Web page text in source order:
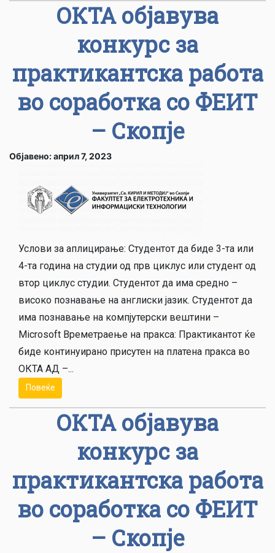
ОКТА објавува
конкурс за
практикантска работа
во соработка со ФЕИТ
– Скопје
Објавено: април 7, 2023
Услови за аплицирање: Студентот да биде 3-та или
4-та година на студии од прв циклус или студент од
втор циклус студии. Студентот да има средно –
високо познавање на англиски јазик. Студентот да
има познавање на компјутерски вештини –
Microsoft Времетраење на пракса: Практикантот ќе
биде континуирано присутен на платена пракса во
ОКТА АД –...
Повеќе
ОКТА објавува
конкурс за
практикантска работа
во соработка со ФЕИТ
– Скопје